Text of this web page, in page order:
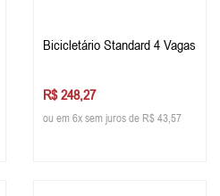
Bicicletário Standard 4 Vagas
R$ 248,27
ou em 6x sem juros de R$ 43,57